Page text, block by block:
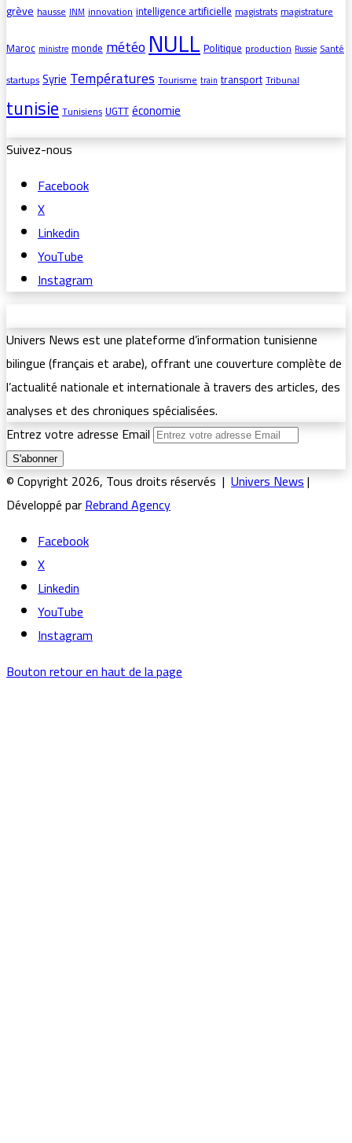
grèvehausse INM innovationintelligence artificiellemagistratsmagistrature
Maroc ministre mondemétéoNULLPolitique production Russie Santé
startupsSyrieTempératuresTourisme train transportTribunal
tunisieTunisiensUGTTéconomie
Suivez-nous
Facebook
X
Linkedin
YouTube
Instagram
Univers News est une plateforme d’information tunisienne
bilingue (français et arabe), offrant une couverture complète de
l’actualité nationale et internationale à travers des articles, des
analyses et des chroniques spécialisées.
Entrez votre adresse Email
© Copyright 2026, Tous droits réservés |Univers News|
Développé parRebrand Agency
Facebook
X
Linkedin
YouTube
Instagram
Bouton retour en haut de la page